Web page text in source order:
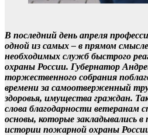
В последний день апреля
одной из самых – в прямом
необходимых служб быстрого
охраны России. Губернатор
торжественного собрания
времени за самоотверженный
здоровья, имущества граждан.
слова благодарности ветеранам
основы, которые закладывались в
истории пожарной охраны